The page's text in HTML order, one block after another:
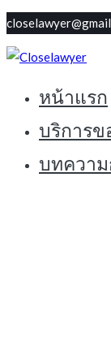
Skip
to
content
ทนายใกล้ตั
หน้าแรก
บริการข
บทควา